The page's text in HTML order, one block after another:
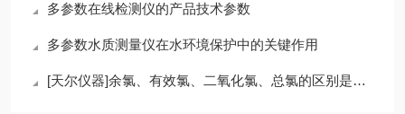
多参数在线检测仪的产品技术参数
多参数水质测量仪在水环境保护中的关键作用
[天尔仪器]余氯、有效氯、二氧化氯、总氯的区别是什么